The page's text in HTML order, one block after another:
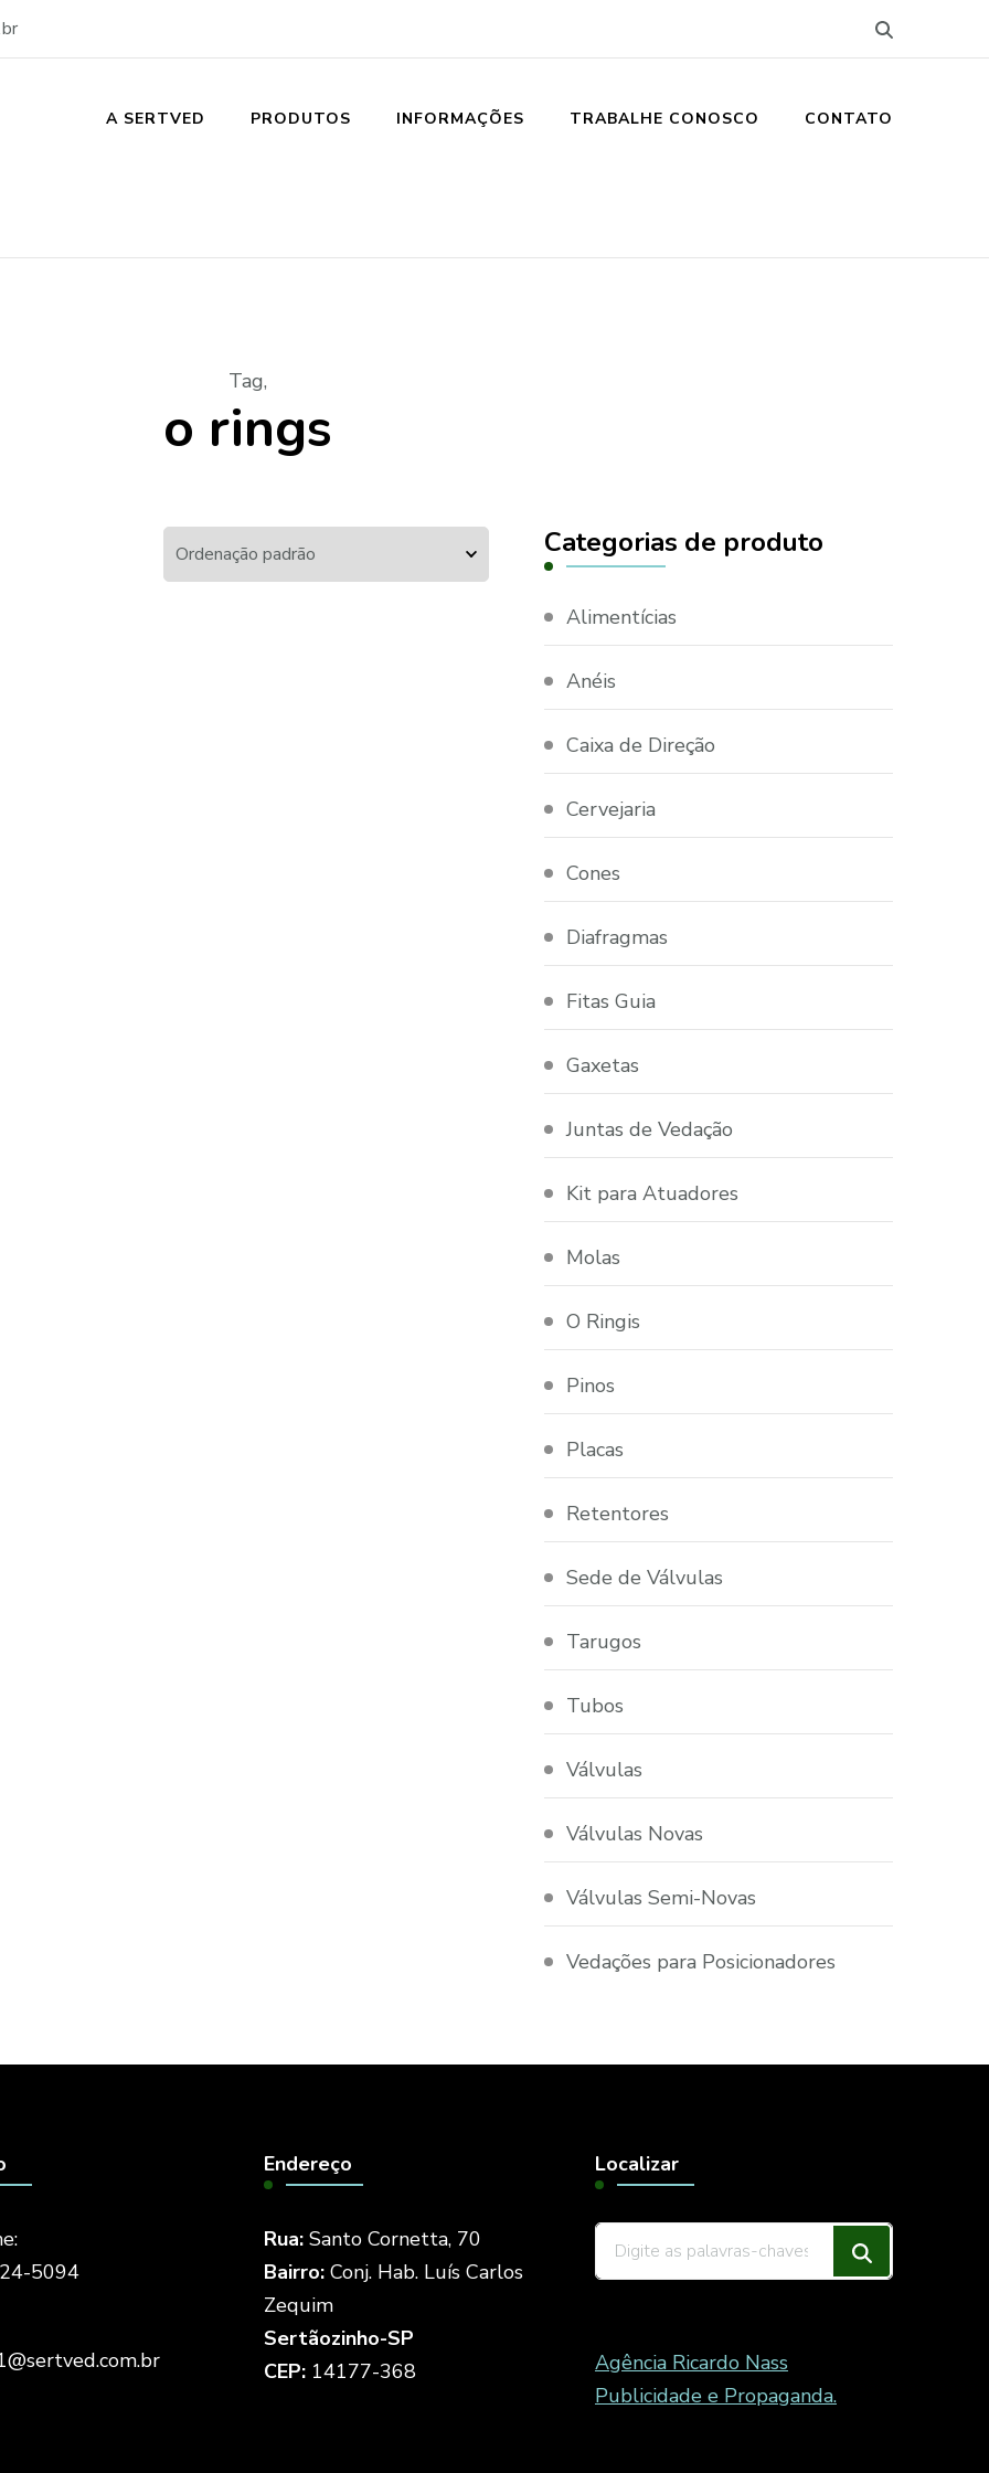
A SERTVED PRODUTOS INFORMAÇÕES TRABALHE CONOSCO CONTATO
Tag,
o rings
Categorias de produto
Alimentícias
Anéis
Caixa de Direção
Cervejaria
Cones
Diafragmas
Fitas Guia
Gaxetas
Juntas de Vedação
Kit para Atuadores
Molas
O Ringis
Pinos
Placas
Retentores
Sede de Válvulas
Tarugos
Tubos
Válvulas
Válvulas Novas
Válvulas Semi-Novas
Vedações para Posicionadores
5094
Endereço
Rua: Santo Cornetta, 70
Bairro: Conj. Hab. Luís Carlos
Zequim
Sertãozinho-SP
CEP: 14177-368
Localizar
Procurando
algo?
Agência Ricardo Nass
Publicidade e Propaganda.